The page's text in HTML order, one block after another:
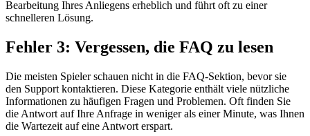
Bearbeitung Ihres Anliegens erheblich und führt oft zu einer
schnelleren Lösung.
Fehler 3: Vergessen, die FAQ zu lesen
Die meisten Spieler schauen nicht in die FAQ-Sektion, bevor sie
den Support kontaktieren. Diese Kategorie enthält viele nützliche
Informationen zu häufigen Fragen und Problemen. Oft finden Sie
die Antwort auf Ihre Anfrage in weniger als einer Minute, was Ihnen
die Wartezeit auf eine Antwort erspart.